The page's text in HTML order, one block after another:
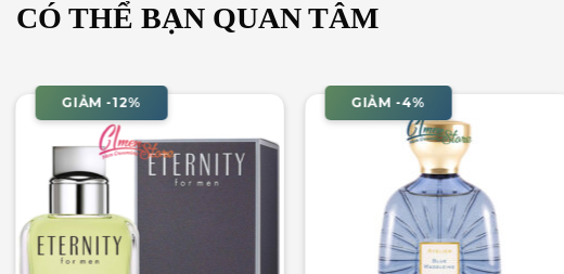
CÓ THỂ BẠN QUAN TÂM
GIẢM -12% GIẢM -4%